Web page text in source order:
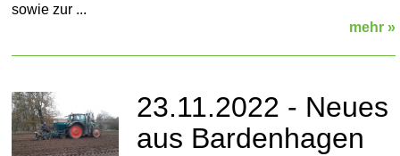
sowie zur ...
mehr »
23.11.2022 - Neues
aus Bardenhagen